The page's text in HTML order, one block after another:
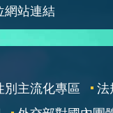
網站連結
別主流化專區
法